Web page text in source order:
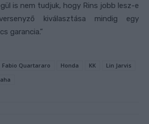
is nem tudjuk, hogy Rins jobb lesz-e
kiválasztása mindig egy
garancia.”
Fabio Quartararo Honda KK
Lin Jarvis